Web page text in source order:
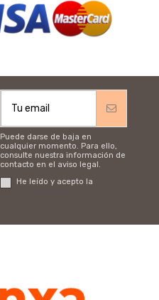
Puede darse de baja en
cualquier momento. Para ello,
consulte nuestra información de
contacto en el aviso legal.
He leído y acepto la